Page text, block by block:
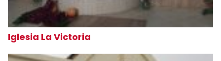
Iglesia La Victoria